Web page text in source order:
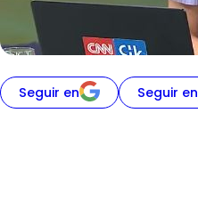
Seguir en Seguir en